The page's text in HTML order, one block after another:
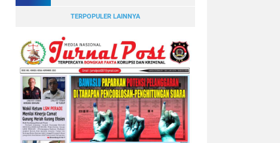
TERPOPULER LAINNYA